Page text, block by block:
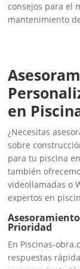
consejos para el
mantenimiento
en
¿Necesitas
sobre
para tu piscina
también
videollamadas o
expertos en
Prioridad
En Piscinas-
respuestas